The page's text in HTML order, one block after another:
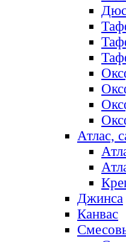
Атлас,
Джинса
Канвас